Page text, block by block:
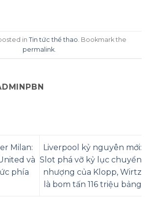
in Tin tức thể thao . Bookmark the
permalink
Milan:
và
phía
Liverpool kỷ nguyên mới:
Slot phá vỡ kỷ lục chuyển
nhượng của Klopp, Wirtz
là bom tấn 116 triệu bảng